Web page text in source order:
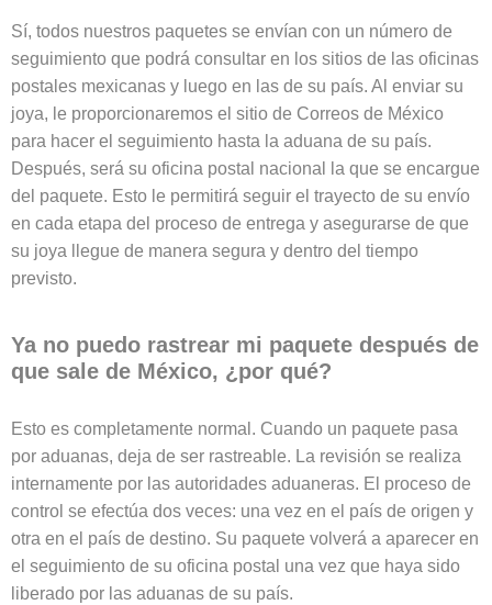
Sí, todos nuestros paquetes se envían con un número de
seguimiento que podrá consultar en los sitios de las oficinas
postales mexicanas y luego en las de su país. Al enviar su
joya, le proporcionaremos el sitio de Correos de México
para hacer el seguimiento hasta la aduana de su país.
Después, será su oficina postal nacional la que se encargue
del paquete. Esto le permitirá seguir el trayecto de su envío
en cada etapa del proceso de entrega y asegurarse de que
su joya llegue de manera segura y dentro del tiempo
previsto.
Ya no puedo rastrear mi paquete después de
que sale de México, ¿por qué?
Esto es completamente normal. Cuando un paquete pasa
por aduanas, deja de ser rastreable. La revisión se realiza
internamente por las autoridades aduaneras. El proceso de
control se efectúa dos veces: una vez en el país de origen y
otra en el país de destino. Su paquete volverá a aparecer en
el seguimiento de su oficina postal una vez que haya sido
liberado por las aduanas de su país.